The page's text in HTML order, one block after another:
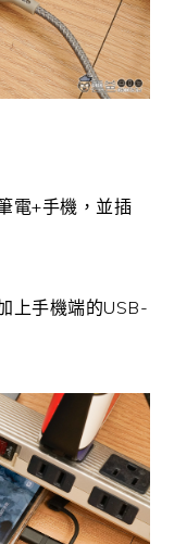
電+手機，並插
上手機端的USB-